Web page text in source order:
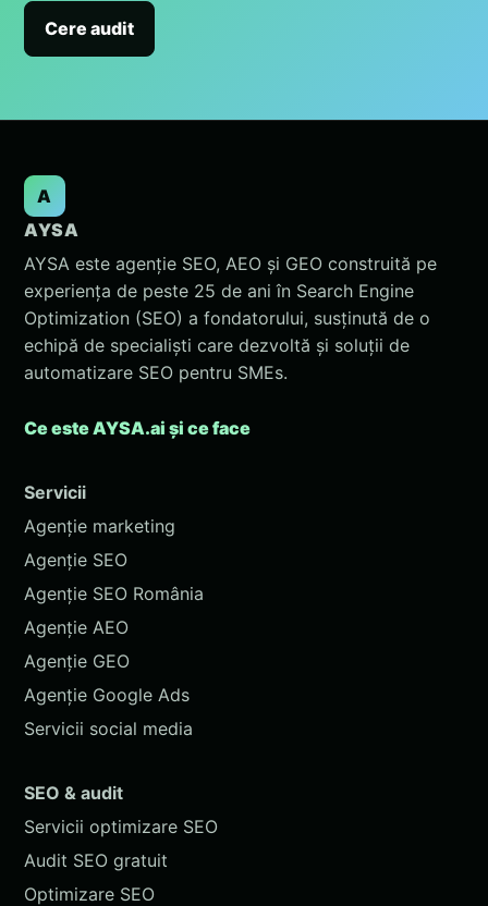
Cere audit
A
AYSA
AYSA este agenție SEO, AEO și GEO construită pe
experiența de peste 25 de ani în Search Engine
Optimization (SEO) a fondatorului, susținută de o
echipă de specialiști care dezvoltă și soluții de
automatizare SEO pentru SMEs.
Ce este AYSA.ai și ce face
Servicii
Agenție marketing
Agenție SEO
Agenție SEO România
Agenție AEO
Agenție GEO
Agenție Google Ads
Servicii social media
SEO & audit
Servicii optimizare SEO
Audit SEO gratuit
Optimizare SEO